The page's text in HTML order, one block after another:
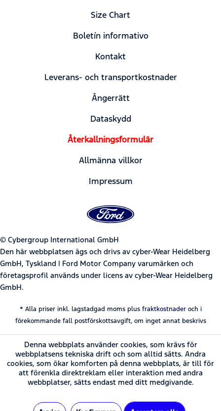
Size Chart
Boletín informativo
Kontakt
Leverans- och transportkostnader
Ångerrätt
Dataskydd
Återkallningsformulär
Allmänna villkor
Impressum
© Cybergroup International GmbH
Den här webbplatsen ägs och drivs av cyber-Wear Heidelberg
GmbH, Tyskland | Ford Motor Company varumärken och
företagsprofil används under licens av cyber-Wear Heidelberg
GmbH.
* Alla priser inkl. lagstadgad moms plus fraktkostnaderoch i
förekommande fall postförskottsavgift, om inget annat beskrivs
Denna webbplats använder cookies, som krävs för
webbplatsens tekniska drift och som alltid sätts. Andra
cookies, som ökar komforten på denna webbplats, är till för
att förenkla direktreklam eller interaktion med andra
webbplatser, sätts endast med ditt medgivande.